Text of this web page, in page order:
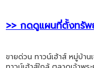
>> กดดูแผนที่ตั้งทรั
ขายด่วน ทาวน์เฮ้าส์ หมู่บ้าน